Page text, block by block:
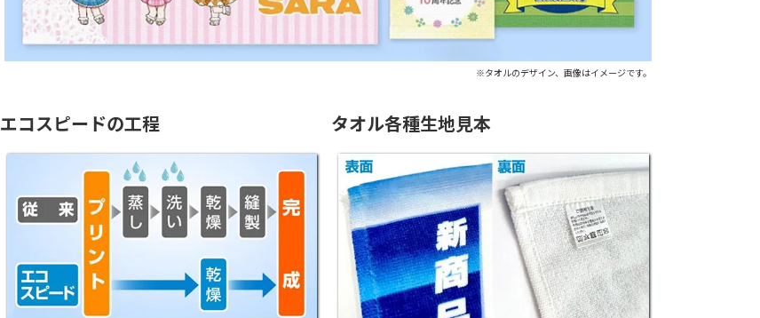
※タオルのデザイン、画像はイメージです。
エコスピードの工程 タオル各種生地見本